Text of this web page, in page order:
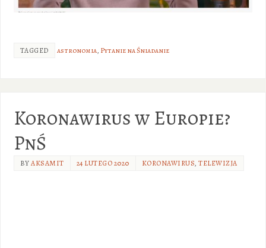
TAGGED astronomia, Pytanie na Śniadanie
Koronawirus w Europie?
PnŚ
BYAKSAMIT 24 LUTEGO 2020 KORONAWIRUS,TELEWIZJA